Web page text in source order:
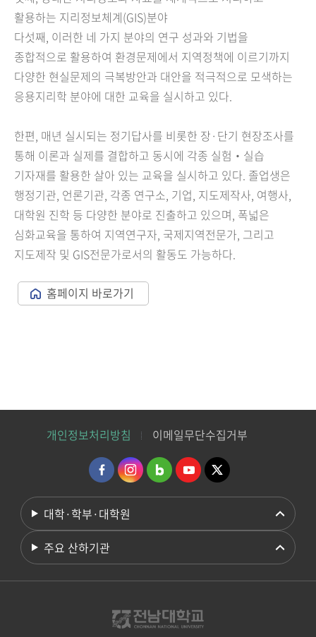
활용하는 지리정보체계(GIS)분야
다섯째, 이러한 네 가지 분야의 연구 성과와 기법을
종합적으로 활용하여 환경문제에서 지역정책에 이르기까지
다양한 현실문제의 극복방안과 대안을 적극적으로 모색하는
응용지리학 분야에 대한 교육을 실시하고 있다.
한편, 매년 실시되는 정기답사를 비롯한 장·단기 현장조사를
통해 이론과 실제를 결합하고 동시에 각종 실험‧실습
기자재를 활용한 살아 있는 교육을 실시하고 있다. 졸업생은
행정기관, 언론기관, 각종 연구소, 기업, 지도제작사, 여행사,
대학원 진학 등 다양한 분야로 진출하고 있으며, 폭넓은
심화교육을 통하여 지역연구자, 국제지역전문가, 그리고
지도제작 및 GIS전문가로서의 활동도 가능하다.
홈페이지 바로가기
개인정보처리방침 이메일무단수집거부
대학·학부·대학원
주요 산하기관